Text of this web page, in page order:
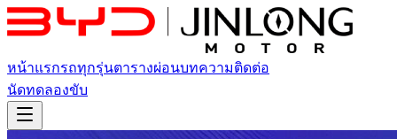
หน้าแรกรถทุกรุ่นตารางผ่อนบทความติดต่อ
นัดทดลองขับ